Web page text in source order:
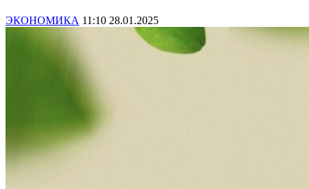
ЭКОНОМИКА 11:10 28.01.2025